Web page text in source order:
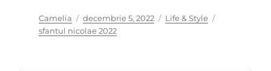
Author
Camelia
Posted
on
decembrie 5, 2022 Categories
Life & Style
sfantul nicolae 2022